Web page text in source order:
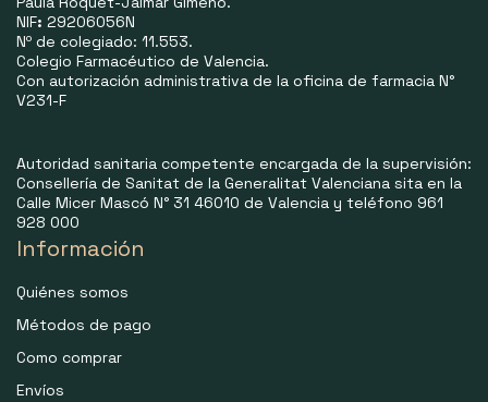
NIF: 29206056N
Nº de colegiado: 11.553.
Colegio Farmacéutico de Valencia.
Con autorización administrativa de la oficina de farmacia N°
V231-F
Autoridad sanitaria competente encargada de la supervisión:
Consellería de Sanitat de la Generalitat Valenciana sita en la
Calle Micer Mascó N° 31 46010 de Valencia y teléfono 961
928 000
Información
Quiénes somos
Métodos de pago
Como comprar
Envíos